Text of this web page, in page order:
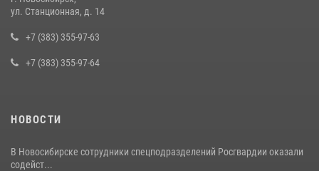
В Новосибирске сотрудниками вневедомственной охраны
Росгвардии задержан подозреваемый в грабеже
13 июля 2026, 05:38
ул. Станционная, д. 14
+7 (383) 355-97-63
+7 (383) 355-97-64
НОВОСТИ
В Новосибирске сотрудники спецподразделений Росгвардии оказали
содейст...